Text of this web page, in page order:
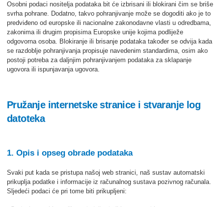
Osobni podaci nositelja podataka bit će izbrisani ili blokirani čim se briše
svrha pohrane. Dodatno, takvo pohranjivanje može se dogoditi ako je to
predviđeno od europske ili nacionalne zakonodavne vlasti u odredbama,
zakonima ili drugim propisima Europske unije kojima podliježe
odgovorna osoba. Blokiranje ili brisanje podataka također se odvija kada
se razdoblje pohranjivanja propisuje navedenim standardima, osim ako
postoji potreba za daljnjim pohranjivanjem podataka za sklapanje
ugovora ili ispunjavanja ugovora.
Pružanje internetske stranice i stvaranje log
datoteka
1. Opis i opseg obrade podataka
Svaki put kada se pristupa našoj web stranici, naš sustav automatski
prikuplja podatke i informacije iz računalnog sustava pozivnog računala.
Sljedeći podaci će pri tome biti prikupljeni: